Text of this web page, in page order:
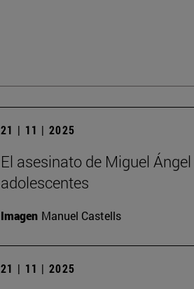
21 | 11 | 2025
El asesinato de Miguel
adolescentes
Imagen Manuel Castells
21 | 11 | 2025